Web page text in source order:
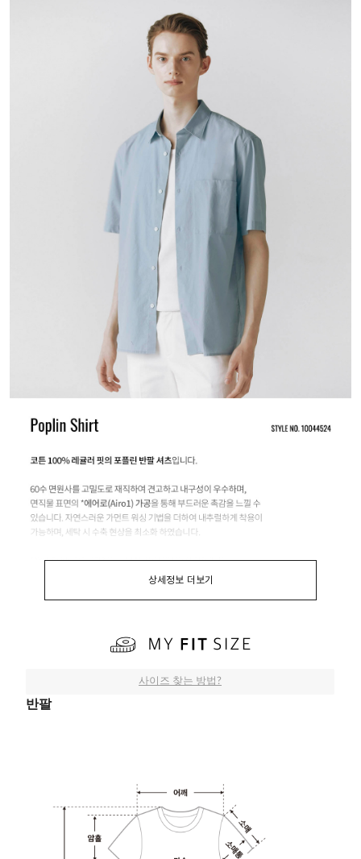
상세정보 더보기